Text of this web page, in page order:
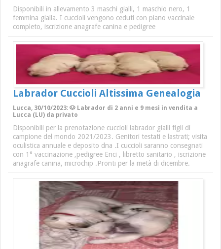
Disponibili in allevamento 3 maschi gialli, 1 maschio nero, 1
femmina gialla. I cuccioli vengono ceduti con piano vaccinale
completo, iscrizione anagrafe canina e pedigree
Labrador Cuccioli Altissima Genealogia
Lucca, 30/10/2023: 🐶 Labrador di 2 anni e 9 mesi in vendita a
Lucca (LU) da privato
Disponibili per la prenotazione cuccioli labrador gialli figli di
campione del mondo 2021/2023. Genitori testati e lastrati; visita
oculistica annuale e deposito dna .I cuccioli saranno consegnati
con 1° vaccinazione ,pedigree Enci , libretto sanitario , iscrizione
anagrafe canina, microchip .Pronti per la metà di dicembre.